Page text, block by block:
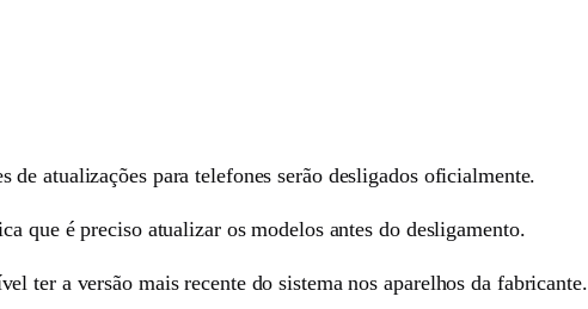
de atualizações para telefones serão desligados oficialmente.
que é preciso atualizar os modelos antes do desligamento.
ter a versão mais recente do sistema nos aparelhos da fabricante.